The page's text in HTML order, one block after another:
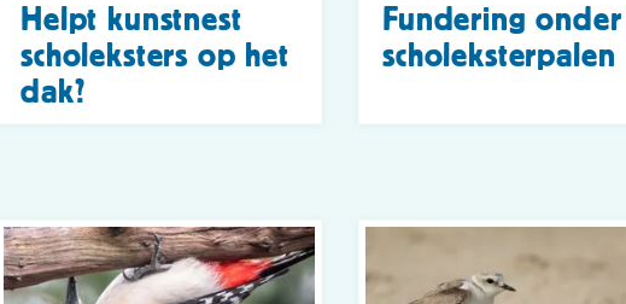
Helpt kunstnest
scholeksters op het
dak?
Fundering onder
scholeksterpalen